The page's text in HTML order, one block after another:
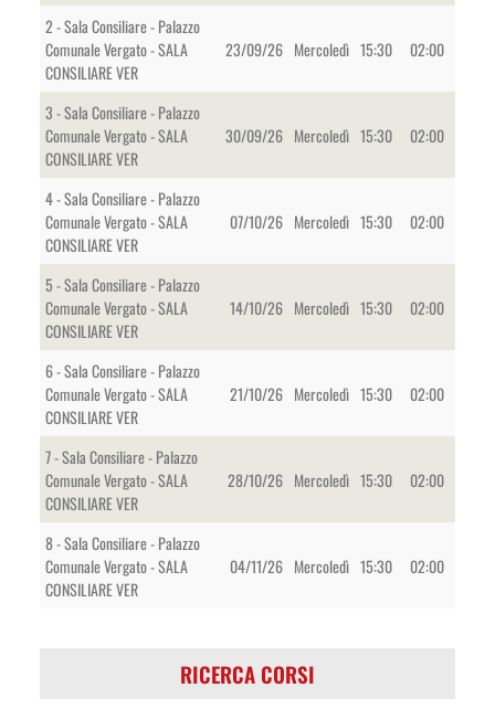
2 - Sala Consiliare - Palazzo
Comunale Vergato - SALA
CONSILIARE VER
23/09/26 Mercoledì 15:30 02:00
3 - Sala Consiliare - Palazzo
Comunale Vergato - SALA
CONSILIARE VER
30/09/26 Mercoledì 15:30 02:00
4 - Sala Consiliare - Palazzo
Comunale Vergato - SALA
CONSILIARE VER
07/10/26 Mercoledì 15:30 02:00
5 - Sala Consiliare - Palazzo
Comunale Vergato - SALA
CONSILIARE VER
14/10/26 Mercoledì 15:30 02:00
6 - Sala Consiliare - Palazzo
Comunale Vergato - SALA
CONSILIARE VER
21/10/26 Mercoledì 15:30 02:00
7 - Sala Consiliare - Palazzo
Comunale Vergato - SALA
CONSILIARE VER
28/10/26 Mercoledì 15:30 02:00
8 - Sala Consiliare - Palazzo
Comunale Vergato - SALA
CONSILIARE VER
04/11/26 Mercoledì 15:30 02:00
RICERCA CORSI